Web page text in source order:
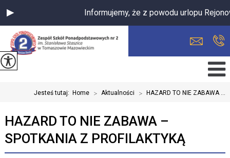
Informujemy, że z powodu urlopu
Jesteś tutaj: Home > Aktualności > HAZARD TO NIE ZABAWA ...
HAZARD TO NIE ZABAWA –
SPOTKANIA Z PROFILAKTYKĄ